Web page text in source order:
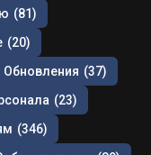
(81)
(20)
Обновления (37)
(23)
(346)